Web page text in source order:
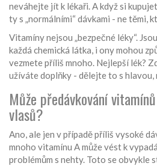
neváhejte jít k lékaři. A když si
ty s „normálními“ dávkami - ne těmi,
Vitamíny nejsou „bezpečné léky“.
každá chemická látka, i ony mohou
vezmete příliš mnoho. Nejlepší lék?
užíváte doplňky - dělejte to s hlavou,
Může předávkování
vlasů?
Ano, ale jen v případě příliš vysoké
mnoho vitamínu A může vést k
problémům s nehty. Toto se obvykle